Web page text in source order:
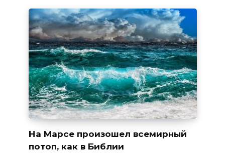
На Марсе произошел всемирный
потоп, как в Библии